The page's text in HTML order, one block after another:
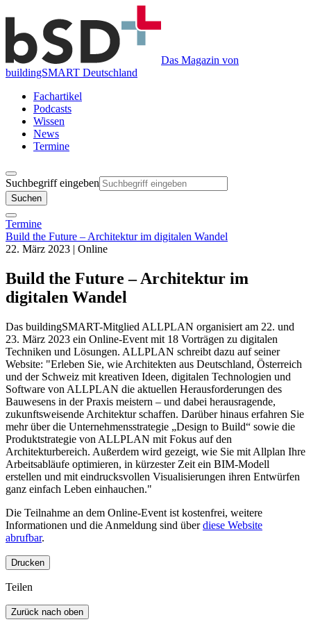
Das Magazin von
buildingSMART Deutschland
Fachartikel
Podcasts
Wissen
News
Termine
Suchbegriff eingeben
Suchen
Termine
Build the Future – Architektur im digitalen Wandel
22. März 2023 | Online
Build the Future – Architektur im
digitalen Wandel
Das buildingSMART-Mitglied ALLPLAN organisiert am 22. und
23. März 2023 ein Online-Event mit 18 Vorträgen zu digitalen
Techniken und Lösungen. ALLPLAN schreibt dazu auf seiner
Website: "Erleben Sie, wie Architekten aus Deutschland, Österreich
und der Schweiz mit kreativen Ideen, digitalen Technologien und
Software von ALLPLAN die aktuellen Herausforderungen des
Bauwesens in der Praxis meistern – und dabei herausragende,
zukunftsweisende Architektur schaffen. Darüber hinaus erfahren Sie
mehr über die Unternehmensstrategie „Design to Build“ sowie die
Produktstrategie von ALLPLAN mit Fokus auf den
Architekturbereich. Außerdem wird gezeigt, wie Sie mit Allplan Ihre
Arbeitsabläufe optimieren, in kürzester Zeit ein BIM-Modell
erstellen und mit eindrucksvollen Visualisierungen ihren Entwürfen
ganz einfach Leben einhauchen."
Die Teilnahme an dem Online-Event ist kostenfrei, weitere
Informationen und die Anmeldung sind überdiese Website
abrufbar.
Drucken
Teilen
Zurück nach oben